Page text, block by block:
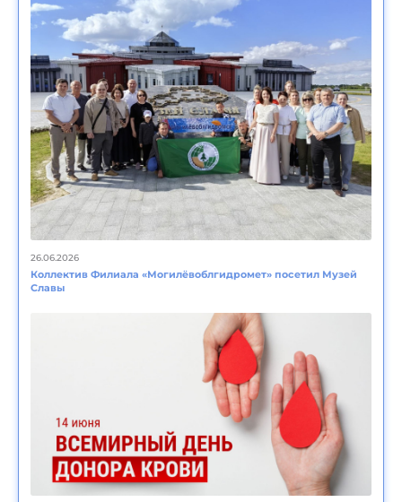
26.06.2026
Коллектив Филиала «Могилёвоблгидромет» посетил Музей
Славы